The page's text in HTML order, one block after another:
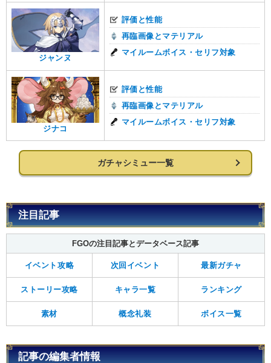
ジャンヌ
評価と性能
再臨画像とマテリアル
マイルームボイス・セリフ対象
ジナコ
評価と性能
再臨画像とマテリアル
マイルームボイス・セリフ対象
ガチャシミュー一覧
注目記事
FGOの注目記事とデータベース記事
イベント攻略 次回イベント 最新ガチャ
ストーリー攻略 キャラ一覧 ランキング
素材 概念礼装 ボイス一覧
記事の編集者情報